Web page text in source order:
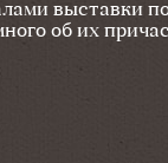
выставки
об их